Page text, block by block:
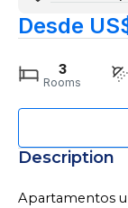
Desde
3
Rooms
Description
Apartamentos